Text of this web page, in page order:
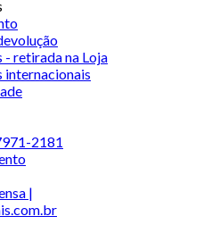
- retirada na Loja
internacionais
2181
|